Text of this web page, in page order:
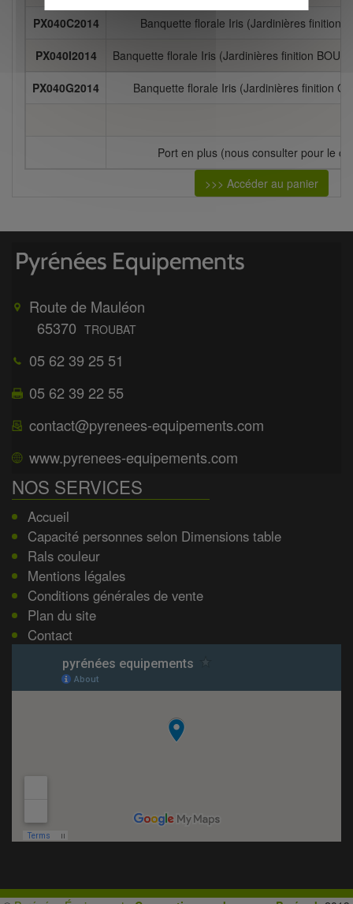
PX040C2014 Banquette florale Iris (Jardinières finition
PX040I2014 Banquette florale Iris (Jardinières finition
PX040G2014 Banquette florale Iris (Jardinières finition
Port en plus (nous consulter pour le
>>> Accéder au panier
Route de Mauléon
65370 TROUBAT
05 62 39 25 51
05 62 39 22 55
contact@pyrenees-equipements.com
www.pyrenees-equipements.com
NOS SERVICES
Accueil
Capacité personnes selon Dimensions table
Rals couleur
Mentions légales
Conditions générales de vente
Plan du site
Contact